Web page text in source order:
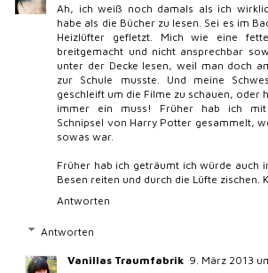
Ah, ich weiß noch damals als ich
habe als die Bücher zu lesen. Sei es im
Heizlüfter gefletzt. Mich wie eine
breitgemacht und nicht ansprechbar
unter der Decke lesen, weil man doch
zur Schule musste. Und meine
geschleift um die Filme zu schauen, oder
immer ein muss! Früher hab ich mit
Schnipsel von Harry Potter gesammelt,
sowas war.
Früher hab ich geträumt ich würde auch
Besen reiten und durch die Lüfte zischen.
Antworten
Antworten
Vanillas Traumfabrik 9. März 2013